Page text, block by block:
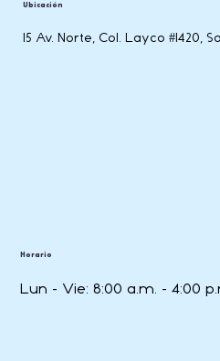
Horario
Lun - Vie: 8:00 a.m. - 4:00
Ubicación
15 Av. Norte, Col. Layco #1420,